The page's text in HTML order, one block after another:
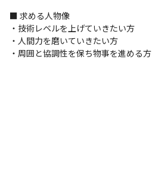
■ 求める人物像
・技術レベルを上げていきたい方
・人間力を磨いていきたい方
・周囲と協調性を保ち物事を進める方